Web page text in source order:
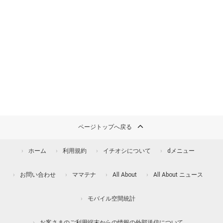
ページトップへ戻る
ホーム 利用規約 イチオシについて dメニュー
お問い合わせ ママテナ All About All About ニュース
モバイル空間統計